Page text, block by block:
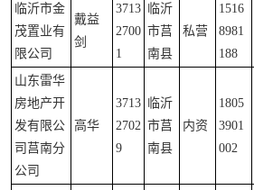
临沂市金
茂置业有
限公司
戴益
剑
3713
2700
1
临沂
市莒
南县
私营
1516
8981
188
山东雷华
房地产开
发有限公
司莒南分
公司
高华
3713
2702
9
临沂
市莒
南县
内资
1805
3901
002